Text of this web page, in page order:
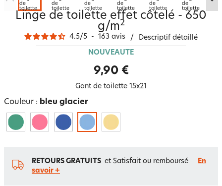
Linge de toilette effet côtelé - 650
g/m2
4.5/5 - 163 avis / Descriptif détaillé
NOUVEAUTÉ
9,90 €
Gant de toilette 15x21
Couleur : bleu glacier
RETOURS GRATUITS et Satisfait ou remboursé
En
savoir +